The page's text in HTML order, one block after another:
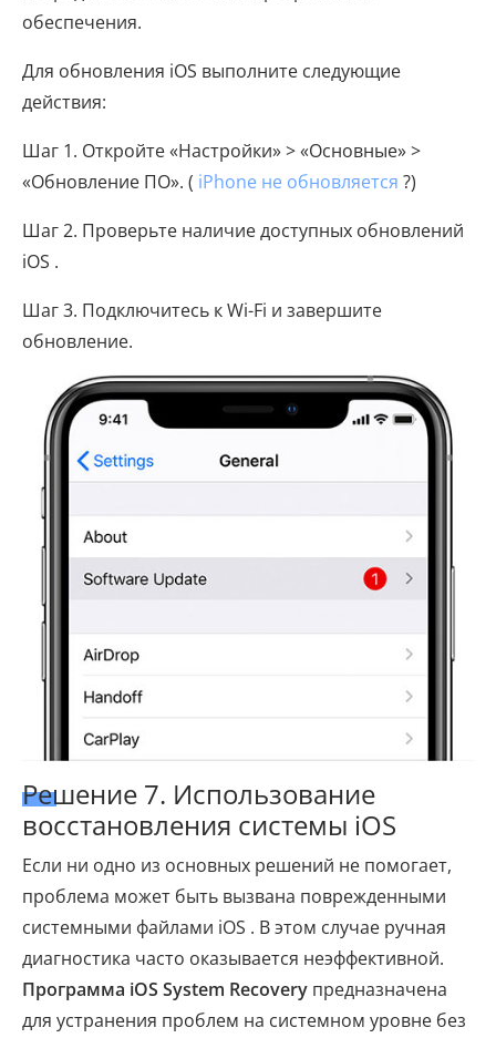
обеспечения.
Для обновления iOS выполните следующие
действия:
Шаг 1. Откройте «Настройки» > «Основные» >
«Обновление ПО». ( iPhone не обновляется ?)
Шаг 2. Проверьте наличие доступных обновлений
iOS .
Шаг 3. Подключитесь к Wi-Fi и завершите
обновление.
Решение 7. Использование
восстановления системы iOS
Если ни одно из основных решений не помогает,
проблема может быть вызвана поврежденными
системными файлами iOS . В этом случае ручная
диагностика часто оказывается неэффективной.
Программа iOS System Recovery предназначена
для устранения проблем на системном уровне без